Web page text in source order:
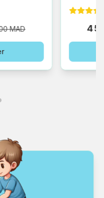
MAD 4